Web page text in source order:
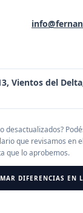
Vientos del
desactualizados?
que revisamos en
que lo aprobemos.
DIFERENCIAS EN